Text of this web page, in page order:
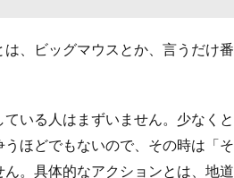
、ビッグマウスとか、言うだけ番
いる人はまずいません。少なくと
ほどでもないので、その時は「そ
。具体的なアクションとは、地道